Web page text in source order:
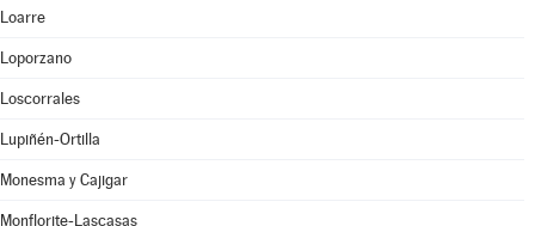
Loarre
Loporzano
Loscorrales
Lupiñén-Ortilla
Monesma y Cajigar
Monflorite-Lascasas